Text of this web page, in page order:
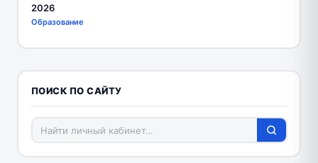
2026
Образование
ПОИСК ПО САЙТУ